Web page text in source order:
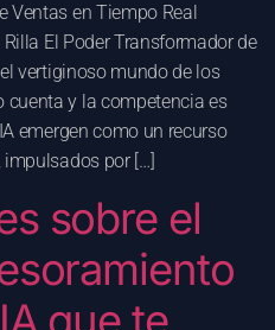
Ventas en Tiempo Real
El Poder Transformador de
vertiginoso mundo de los
cuenta y la competencia es
emergen como un recurso
por […]
sobre el